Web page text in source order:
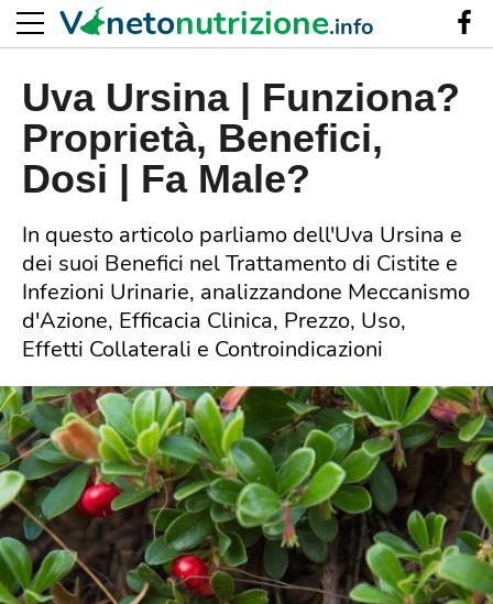
Uva Ursina | Funziona?
Proprietà, Benefici,
Dosi | Fa Male?
In questo articolo parliamo dell'Uva Ursina e
dei suoi Benefici nel Trattamento di Cistite e
Infezioni Urinarie, analizzandone Meccanismo
d'Azione, Efficacia Clinica, Prezzo, Uso,
Effetti Collaterali e Controindicazioni
V netonutrizione.info